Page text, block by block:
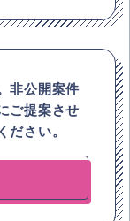
非公開案件
ご提案させ
さい。